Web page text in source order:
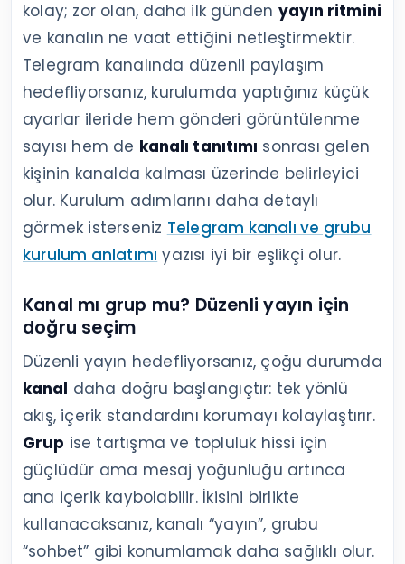
kolay; zor olan, daha ilk günden yayın ritmini
ve kanalın ne vaat ettiğini netleştirmektir.
Telegram kanalında düzenli paylaşım
hedefliyorsanız, kurulumda yaptığınız küçük
ayarlar ileride hem gönderi görüntülenme
sayısı hem de kanalı tanıtımı sonrası gelen
kişinin kanalda kalması üzerinde belirleyici
olur. Kurulum adımlarını daha detaylı
görmek isterseniz Telegram kanalı ve grubu
kurulum anlatımı yazısı iyi bir eşlikçi olur.
Kanal mı grup mu? Düzenli yayın için
doğru seçim
Düzenli yayın hedefliyorsanız, çoğu durumda
kanal daha doğru başlangıçtır: tek yönlü
akış, içerik standardını korumayı kolaylaştırır.
Grup ise tartışma ve topluluk hissi için
güçlüdür ama mesaj yoğunluğu artınca
ana içerik kaybolabilir. İkisini birlikte
kullanacaksanız, kanalı “yayın”, grubu
“sohbet” gibi konumlamak daha sağlıklı olur.